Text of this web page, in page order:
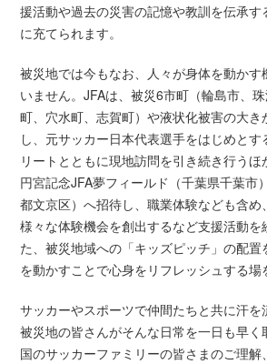
援活動や過去の災害の記憶や教訓を伝承
に充てられます。
被災地では今もなお、人々が身体を動かす
いません。JFAは、被災6市町（輪島市、
町、穴水町、志賀町）や液状化被害の大
し、元サッカー日本代表選手をはじめとす
リートとともに現地訪問を引き続き行う
円宮記念JFA夢フィールド（千葉県千葉市
都文京区）へ招待し、職業体験なども含め
様々な体験機会を創出するなど支援活動を
た、被災地域への「キッズピッチ」の配
を動かすことで心身をリフレッシュする場
サッカーやスポーツで仲間たちと共に汗を
被災地の皆さんがそんな日常を一日も早
国のサッカーファミリーの皆さまのご理